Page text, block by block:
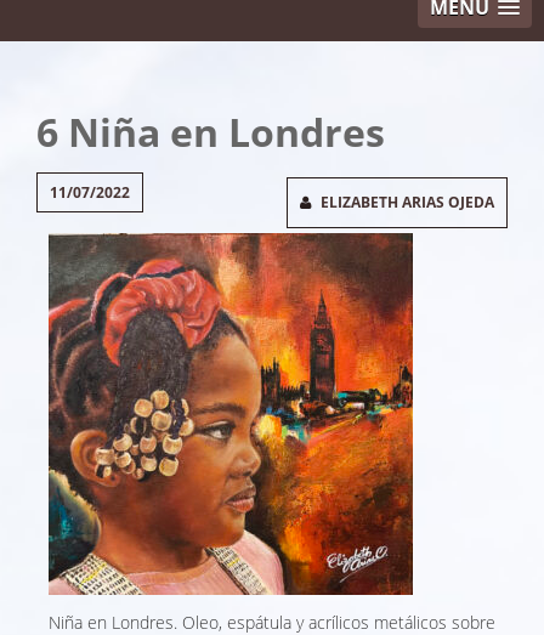
MENU
6 Niña en Londres
11/07/2022 ELIZABETH ARIAS OJEDA
Niña en Londres. Oleo, espátula y acrílicos metálicos sobre